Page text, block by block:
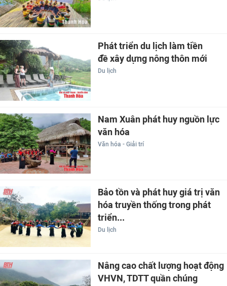
Phát triển du lịch làm tiền
đề xây dựng nông thôn mới
Du lịch
Nam Xuân phát huy nguồn lực
văn hóa
Văn hóa - Giải trí
Bảo tồn và phát huy giá trị văn
hóa truyền thống trong phát
triển...
Du lịch
Nâng cao chất lượng hoạt động
VHVN, TDTT quần chúng